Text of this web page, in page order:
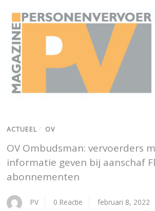
ACTUEEL / OV
OV Ombudsman: vervoerders
informatie geven bij aanschaf
abonnementen
PV 0 Reactie februari 8, 2022